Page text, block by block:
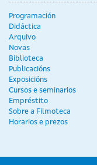
Programación
Didáctica
Arquivo
Novas
Biblioteca
Publicacións
Exposicións
Cursos e seminarios
Empréstito
Sobre a Filmoteca
Horarios e prezos